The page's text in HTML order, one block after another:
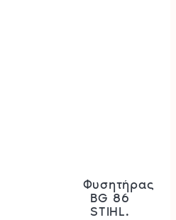
Φυσητήρας
BG 86
STIHL.